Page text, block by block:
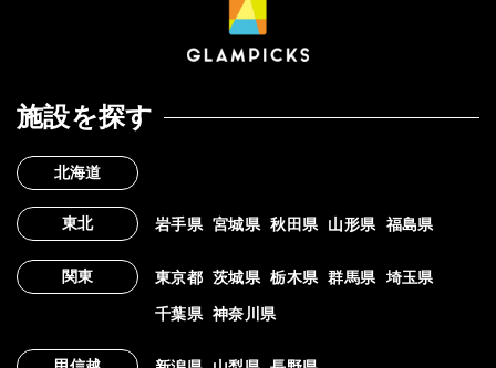
施設を探す
北海道
東北 岩手県 宮城県 秋田県 山形県 福島県
関東 東京都 茨城県 栃木県 群馬県 埼玉県
千葉県 神奈川県